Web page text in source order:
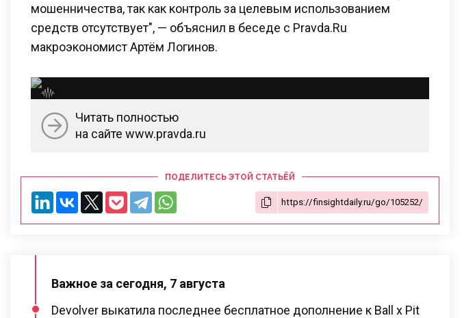
мошенничества, так как контроль за целевым использованием
средств отсутствует", — объяснил в беседе с Pravda.Ru
макроэкономист Артём Логинов.
Читать полностью
на сайте www.pravda.ru
ПОДЕЛИТЕСЬ ЭТОЙ СТАТЬЁЙ
Важное за сегодня, 7 августа
Devolver выкатила последнее бесплатное дополнение к Ball x Pit